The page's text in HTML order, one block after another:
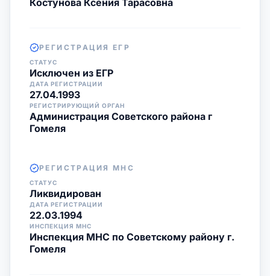
Костунова Ксения Тарасовна
РЕГИСТРАЦИЯ ЕГР
СТАТУС
Исключен из ЕГР
ДАТА РЕГИСТРАЦИИ
27.04.1993
РЕГИСТРИРУЮЩИЙ ОРГАН
Администрация Советского района г
Гомеля
РЕГИСТРАЦИЯ МНС
СТАТУС
Ликвидирован
ДАТА РЕГИСТРАЦИИ
22.03.1994
ИНСПЕКЦИЯ МНС
Инспекция МНС по Советскому району г.
Гомеля